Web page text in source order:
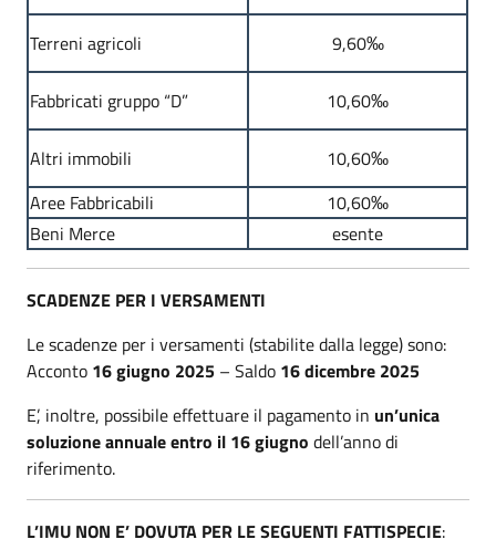
Terreni agricoli 9,60‰
Fabbricati gruppo “D” 10,60‰
Altri immobili
10,60‰
Aree Fabbricabili
10,60‰
Beni Merce
esente
SCADENZE PER I VERSAMENTI
Le scadenze per i versamenti (stabilite dalla legge) sono:
Acconto 16 giugno 2025 – Saldo 16 dicembre 2025
E’, inoltre, possibile effettuare il pagamento in un’unica
soluzione annuale entro il 16 giugno dell’anno di
riferimento.
L’IMU NON E’ DOVUTA PER LE SEGUENTI FATTISPECIE: